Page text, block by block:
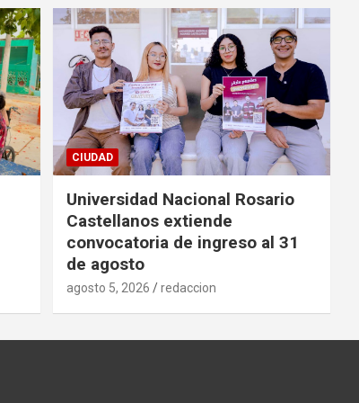
CIUDAD
Universidad Nacional Rosario
Castellanos extiende
convocatoria de ingreso al 31
de agosto
agosto 5, 2026 redaccion